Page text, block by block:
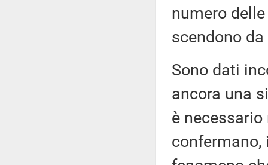
numero
scendono
Sono dati
ancora una
è
confermano,